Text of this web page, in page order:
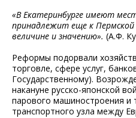
«В Екатеринбурге имеют
принадлежит еще к Пермской
величине и значению». (А.Ф.
Реформы подорвали
торговле, сфере услуг,
Государственному).
накануне русско-японской
парового машиностроения и
транспортного узла между